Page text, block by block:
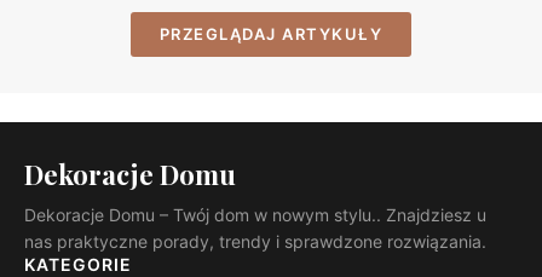
PRZEGLĄDAJ ARTYKUŁY
Dekoracje Domu
Dekoracje Domu – Twój dom w nowym stylu.. Znajdziesz u
nas praktyczne porady, trendy i sprawdzone rozwiązania.
KATEGORIE